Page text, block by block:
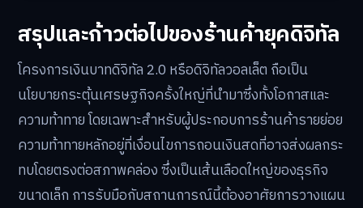
สรุปและก้าวต่อไปของร้านค้ายุคดิจิทัล
โครงการเงินบาทดิจิทัล 2.0 หรือดิจิทัลวอลเล็ต ถือเป็น
นโยบายกระตุ้นเศรษฐกิจครั้งใหญ่ที่นำมาซึ่งทั้งโอกาสและ
ความท้าทาย โดยเฉพาะสำหรับผู้ประกอบการร้านค้ารายย่อย
ความท้าทายหลักอยู่ที่เงื่อนไขการถอนเงินสดที่อาจส่งผลกระ
ทบโดยตรงต่อสภาพคล่อง ซึ่งเป็นเส้นเลือดใหญ่ของธุรกิจ
ขนาดเล็ก การรับมือกับสถานการณ์นี้ต้องอาศัยการวางแผน